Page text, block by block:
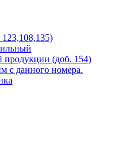
продукции (доб. 154)
с данного номера.